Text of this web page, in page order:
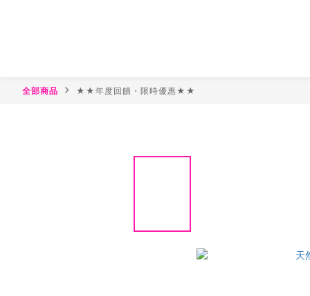
全部商品 ★★年度回饋・限時優惠★★